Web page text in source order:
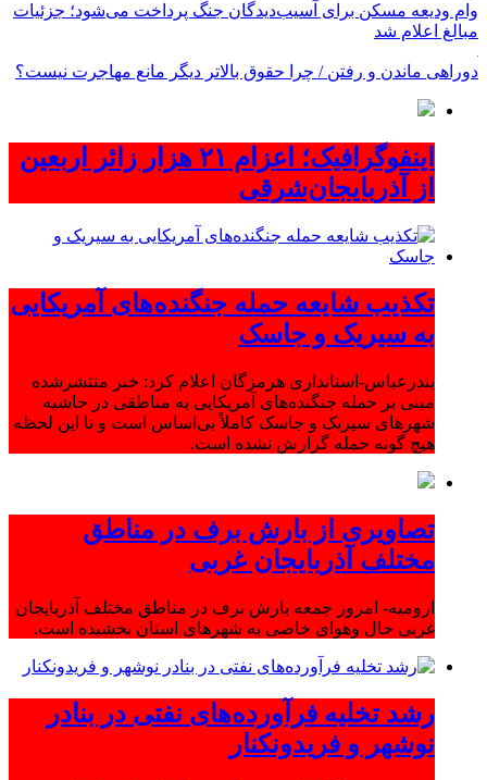
وام ودیعه مسکن برای آسیب‌دیدگان جنگ پرداخت می‌شود؛ جزئیات
مبالغ اعلام شد
دوراهی ماندن و رفتن / چرا حقوق بالاتر دیگر مانع مهاجرت نیست؟
اینفوگرافیک؛ اعزام ۲۱ هزار زائر اربعین
از آذربایجان‌شرقی
تکذیب شایعه حمله جنگنده‌های آمریکایی
به سیریک و جاسک
بندرعباس-استانداری هرمزگان اعلام کرد: خبر منتشرشده
مبنی بر حمله جنگنده‌های آمریکایی به مناطقی در حاشیه
شهرهای سیریک و جاسک کاملاً بی‌اساس است و تا این لحظه
هیچ گونه حمله گزارش نشده است.
تصاویری از بارش برف در مناطق
مختلف آذربایجان غربی
ارومیه- امروز جمعه بارش برف در مناطق مختلف آذربایجان
غربی حال وهوای خاصی به شهرهای استان بخشیده است.
رشد تخلیه فرآورده‌های نفتی در بنادر
نوشهر و فریدونکنار